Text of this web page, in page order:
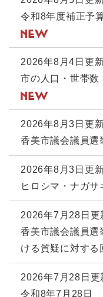
令和8年度補正予
2026年8月4日更
市の人口・世帯数
2026年8月3日更
香美市議会議員選
2026年8月3日更
ヒロシマ・ナガ
2026年7月28日更
香美市議会議員選
ける質疑に対する
2026年7月28日更
令和8年7月28日